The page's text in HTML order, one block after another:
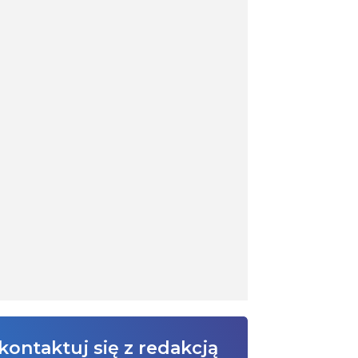
się z redakcją